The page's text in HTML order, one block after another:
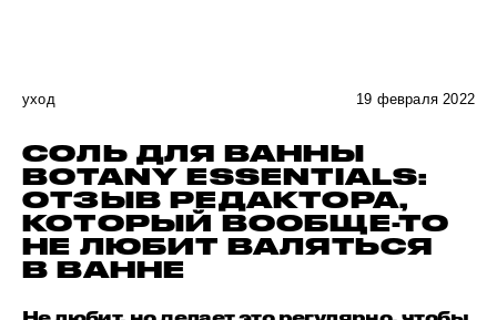
уход 19 февраля 2022
СОЛЬ ДЛЯ ВАННЫ
BOTANY ESSENTIALS:
ОТЗЫВ РЕДАКТОРА,
КОТОРЫЙ ВООБЩЕ-ТО
НЕ ЛЮБИТ ВАЛЯТЬСЯ
В ВАННЕ